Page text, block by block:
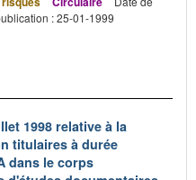
: 25-01-1999
1998 relative à la
titulaires à durée
dans le corps